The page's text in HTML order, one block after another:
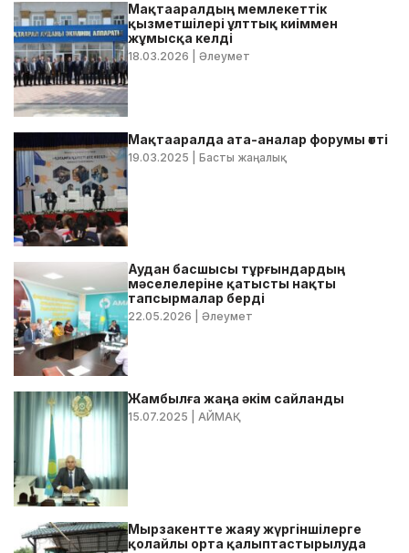
Мақтааралдың мемлекеттік
қызметшілері ұлттық киіммен
жұмысқа келді
18.03.2026 | Әлеумет
Мақтааралда ата-аналар форумы өтті
19.03.2025 | Басты жаңалық
Аудан басшысы тұрғындардың
мәселелеріне қатысты нақты
тапсырмалар берді
22.05.2026 | Әлеумет
Жамбылға жаңа әкім сайланды
15.07.2025 | АЙМАҚ
Мырзакентте жаяу жүргіншілерге
қолайлы орта қалыптастырылуда